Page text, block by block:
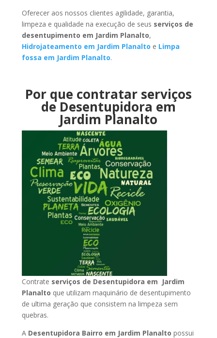
Oferecer aos nossos clientes agilidade, garantia,
limpeza e qualidade na execução de seus serviços de
desentupimento em Jardim Planalto,
Hidrojateamento em Jardim Planalto e Limpa
fossa em Jardim Planalto.
Por que contratar serviços
de Desentupidora em
Jardim Planalto
Contrate serviços de Desentupidora em Jardim
Planalto que utilizam maquinário de desentupimento
de ultima geração que consistem na limpeza sem
quebras.
A Desentupidora Bairro em Jardim Planalto possui